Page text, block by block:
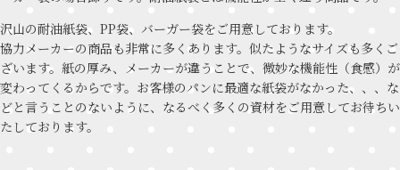
沢山の耐油紙袋、PP袋、バーガー袋をご用意しております。
協力メーカーの商品も非常に多くあります。似たようなサイズも多くご
ざいます。紙の厚み、メーカーが違うことで、微妙な機能性（食感）が
変わってくるからです。お客様のパンに最適な紙袋がなかった、、、な
どと言うことのないように、なるべく多くの資材をご用意してお待ちい
たしております。